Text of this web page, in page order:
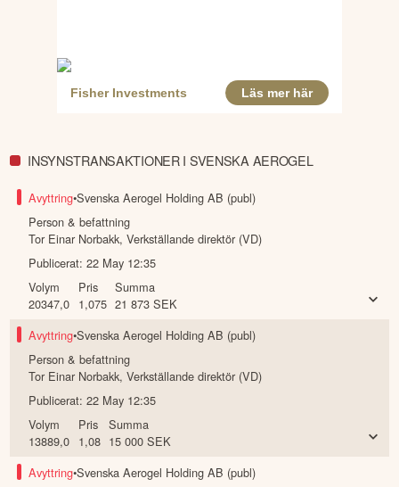
INSYNSTRANSAKTIONER I SVENSKA AEROGEL
Avyttring•Svenska Aerogel Holding AB (publ)
Person & befattning
Tor Einar Norbakk,Verkställande direktör (VD)
Publicerat:22 May 12:35
Volym
20347,0
Pris
1,075
Summa
21 873 SEK
Avyttring•Svenska Aerogel Holding AB (publ)
Person & befattning
Tor Einar Norbakk,Verkställande direktör (VD)
Publicerat:22 May 12:35
Volym
13889,0
Pris
1,08
Summa
15 000 SEK
Avyttring•Svenska Aerogel Holding AB (publ)